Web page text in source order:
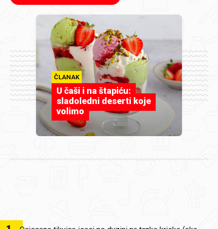
ČLANAK
U čaši i na štapiću:
sladoledni deserti koje
volimo